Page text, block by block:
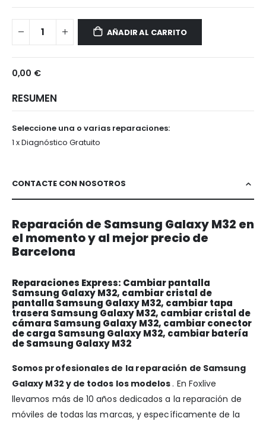
Galaxy
AÑADIR AL CARRITO
0,00 €
RESUMEN
Seleccione una o varias reparaciones:
1 x Diagnóstico Gratuito
CONTACTE CON NOSOTROS
Reparación de Samsung Galaxy M32 en
el momento y al mejor precio de
Barcelona
Reparaciones Express: Cambiar pantalla
Samsung Galaxy M32, cambiar cristal de
pantalla Samsung Galaxy M32, cambiar tapa
trasera Samsung Galaxy M32, cambiar cristal de
cámara Samsung Galaxy M32, cambiar conector
de carga Samsung Galaxy M32, cambiar batería
de Samsung Galaxy M32
Somos profesionales de la reparación de Samsung
Galaxy M32 y de todos los modelos. En Foxlive
llevamos más de 10 años dedicados a la reparación de
móviles de todas las marcas, y específicamente de la